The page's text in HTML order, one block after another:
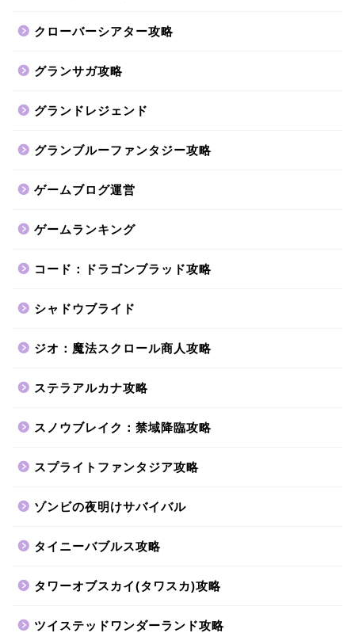
クローバーシアター攻略
グランサガ攻略
グランドレジェンド
グランブルーファンタジー攻略
ゲームブログ運営
ゲームランキング
コード：ドラゴンブラッド攻略
シャドウブライド
ジオ：魔法スクロール商人攻略
ステラアルカナ攻略
スノウブレイク：禁域降臨攻略
スプライトファンタジア攻略
ゾンビの夜明けサバイバル
タイニーバブルス攻略
タワーオブスカイ(タワスカ)攻略
ツイステッドワンダーランド攻略